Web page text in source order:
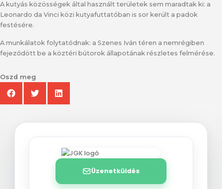
A kutyás közösségek által használt területek sem maradtak ki: a
Leonardo da Vinci közi kutyafuttatóban is sor került a padok
festésére.
A munkálatok folytatódnak: a Szenes Iván téren a nemrégiben
fejeződött be a köztéri bútorok állapotának részletes felmérése.
Oszd meg
Üzenetküldés